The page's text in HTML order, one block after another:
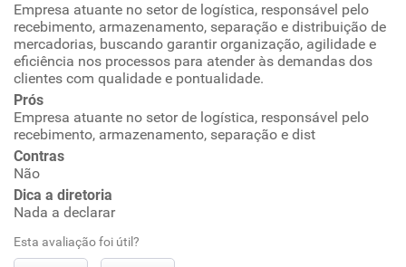
Oportunidade de promoção
Ambiente de trabalho
Conciliação com a vida familiar
Recomenda esta empresa
Recomenda a diretoria
Empresa atuante no setor de logística, responsável pelo
recebimento, armazenamento, separação e distribuição de
mercadorias, buscando garantir organização, agilidade e
eficiência nos processos para atender às demandas dos
clientes com qualidade e pontualidade.
Prós
Empresa atuante no setor de logística, responsável pelo
recebimento, armazenamento, separação e dist
Contras
Não
Dica a diretoria
Nada a declarar
Esta avaliação foi útil?